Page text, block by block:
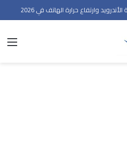
وارتفاع حرارة الهاتف في 2026